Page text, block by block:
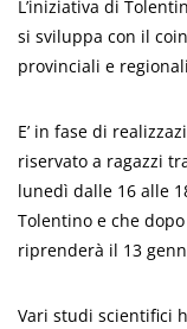
L’iniziativa di
si sviluppa con il
provinciali e
E’ in fase di
riservato a ragazzi
lunedì dalle 16 alle
Tolentino e che
riprenderà il 13
Vari studi scientifici